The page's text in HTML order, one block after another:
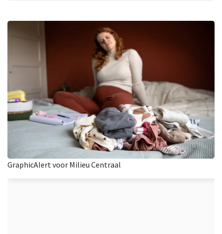
GraphicAlert voor Milieu Centraal